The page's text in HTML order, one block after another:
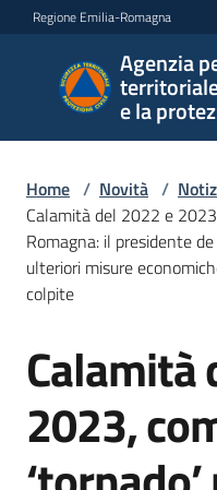
Vai al contenuto
Vai alla navigazione
Vai al footer
Regione Emilia-Romagna
Agenzia
e la
Agenzia
per la
sicurezza
e la
protezione
civile
Novità
Home / Novità /
Calamità del 2022 e
Romagna: il presidente
ulteriori misure
colpite
Salta al contenuto
Calamità
2023,